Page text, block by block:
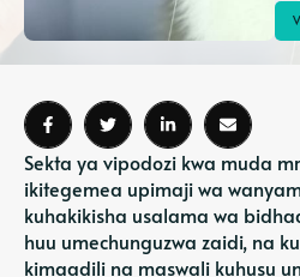
Sekta ya vipodozi kwa muda
ikitegemea upimaji wa
kuhakikisha usalama wa
huu umechunguzwa zaidi, na
kimaadili na maswali kuhusu